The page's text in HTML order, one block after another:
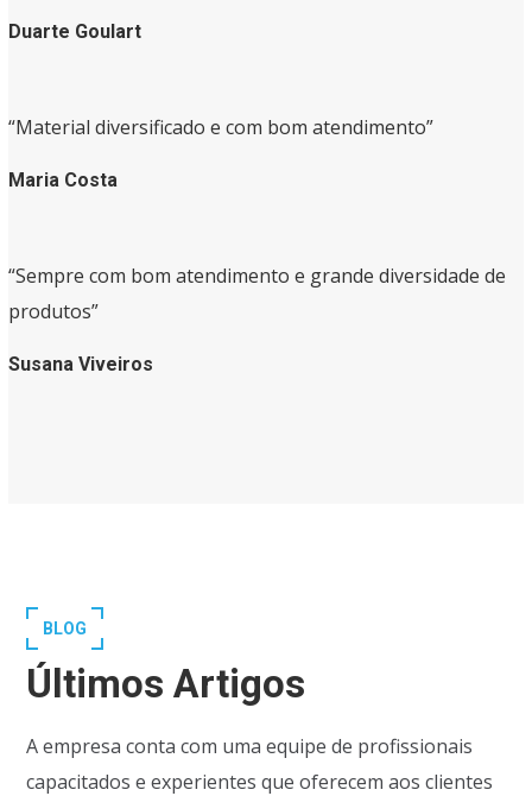
Duarte Goulart
“Material diversificado e com bom atendimento”
Maria Costa
“Sempre com bom atendimento e grande diversidade de
produtos”
Susana Viveiros
BLOG
Últimos Artigos
A empresa conta com uma equipe de profissionais
capacitados e experientes que oferecem aos clientes